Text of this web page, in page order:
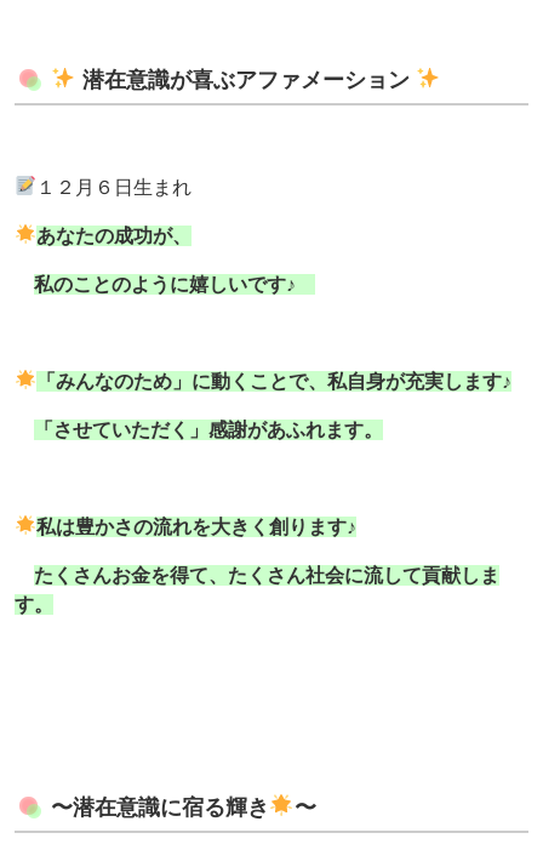
潜在意識が喜ぶアファメーション
１２月６日生まれ
あなたの成功が、
私のことのように嬉しいです♪
「みんなのため」に動くことで、私自身が充実します♪
「させていただく」感謝があふれます。
私は豊かさの流れを大きく創ります♪
たくさんお金を得て、たくさん社会に流して貢献しま
す。
〜潜在意識に宿る輝き 〜